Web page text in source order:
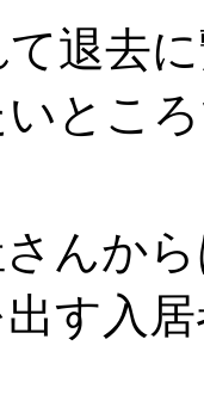
退去
とこ
んか
す入